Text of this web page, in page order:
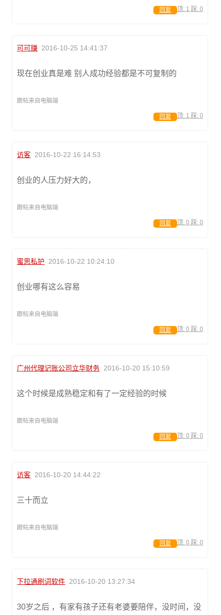
顶: 1 踩: 0
回复
可可赚 2016-10-25 14:41:37
现在创业真是难 别人成功经验都是不可复制的
跟帖来自电脑端
顶: 1 踩: 0
回复
访客 2016-10-22 16:14:53
创业的人压力好大的，
跟帖来自电脑端
顶: 0 踩: 0
回复
蜜思私护 2016-10-22 10:24:10
创业哪有这么容易
跟帖来自电脑端
顶: 0 踩: 0
回复
广州代理记账公司立华财务 2016-10-20 15:10:59
这个时候是成熟稳定和有了一定经验的时候
跟帖来自电脑端
顶: 0 踩: 0
回复
访客 2016-10-20 14:44:22
三十而立
跟帖来自电脑端
顶: 0 踩: 0
回复
下拉通刷词软件 2016-10-20 13:27:34
30岁之后 ，有家有孩子还有老婆要陪伴，没时间，没